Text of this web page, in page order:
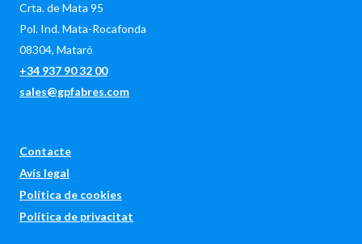
Crta. de Mata 95
Pol. Ind. Mata-Rocafonda
08304, Mataró
+34 937 90 32 00
sales@gpfabres.com
Contacte
Avís legal
Política de cookies
Política de privacitat